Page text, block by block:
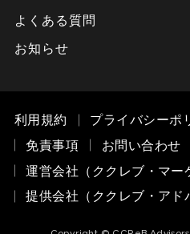
よくある質問
お知らせ
利用規約
プライバシーポ
免責事項
お問い合わせ
運営会社（ククレブ・マー
提供会社（ククレブ・アド